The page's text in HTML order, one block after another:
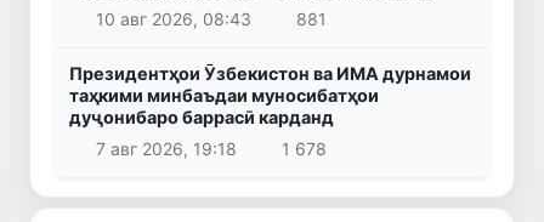
10 авг 2026, 08:43
881
Президентҳои Ӯзбекистон ва ИМА дурнамои
таҳкими минбаъдаи муносибатҳои
дуҷонибаро баррасӣ карданд
7 авг 2026, 19:18
1 678